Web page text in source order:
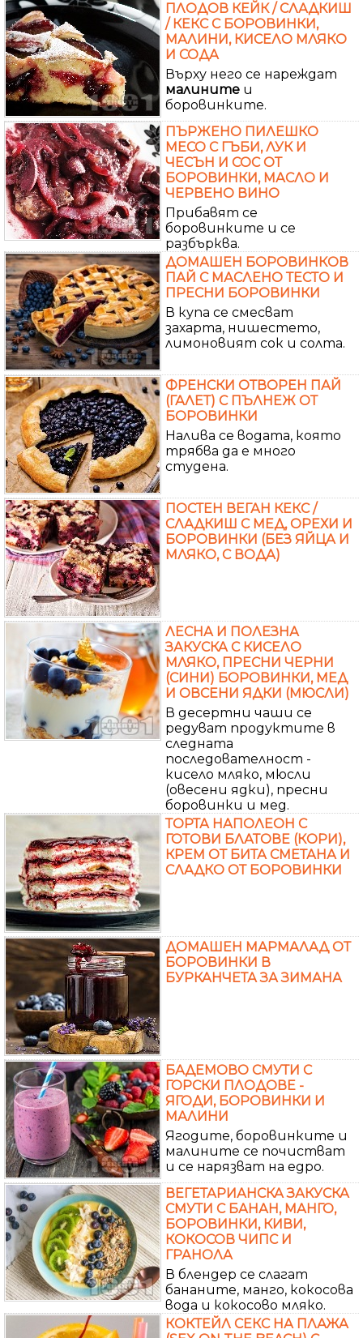
ПЛОДОВ КЕЙК / СЛАДКИШ
/ КЕКС С БОРОВИНКИ,
МАЛИНИ, КИСЕЛО МЛЯКО
И СОДА
Върху него се нареждат
малините и
боровинките.
ПЪРЖЕНО ПИЛЕШКО
МЕСО С ГЪБИ, ЛУК И
ЧЕСЪН И СОС ОТ
БОРОВИНКИ, МАСЛО И
ЧЕРВЕНО ВИНО
Прибавят се
боровинките и се
разбърква.
ДОМАШЕН БОРОВИНКОВ
ПАЙ С МАСЛЕНО ТЕСТО И
ПРЕСНИ БОРОВИНКИ
В купа се смесват
захарта, нишестето,
лимоновият сок и солта.
ФРЕНСКИ ОТВОРЕН ПАЙ
(ГАЛЕТ) С ПЪЛНЕЖ ОТ
БОРОВИНКИ
Налива се водата, която
трябва да е много
студена.
ПОСТЕН ВЕГАН КЕКС /
СЛАДКИШ С МЕД, ОРЕХИ И
БОРОВИНКИ (БЕЗ ЯЙЦА И
МЛЯКО, С ВОДА)
ЛЕСНА И ПОЛЕЗНА
ЗАКУСКА С КИСЕЛО
МЛЯКО, ПРЕСНИ ЧЕРНИ
(СИНИ) БОРОВИНКИ, МЕД
И ОВСЕНИ ЯДКИ (МЮСЛИ)
В десертни чаши се
редуват продуктите в
следната
последователност -
кисело мляко, мюсли
(овесени ядки), пресни
боровинки и мед.
ТОРТА НАПОЛЕОН С
ГОТОВИ БЛАТОВЕ (КОРИ),
КРЕМ ОТ БИТА СМЕТАНА И
СЛАДКО ОТ БОРОВИНКИ
ДОМАШЕН МАРМАЛАД ОТ
БОРОВИНКИ В
БУРКАНЧЕТА ЗА ЗИМАНА
БАДЕМОВО СМУТИ С
ГОРСКИ ПЛОДОВЕ -
ЯГОДИ, БОРОВИНКИ И
МАЛИНИ
Ягодите, боровинките и
малините се почистват
и се нарязват на едро.
ВЕГЕТАРИАНСКА ЗАКУСКА
СМУТИ С БАНАН, МАНГО,
БОРОВИНКИ, КИВИ,
КОКОСОВ ЧИПС И
ГРАНОЛА
В блендер се слагат
бананите, манго, кокосова
вода и кокосово мляко.
КОКТЕЙЛ СЕКС НА ПЛАЖА